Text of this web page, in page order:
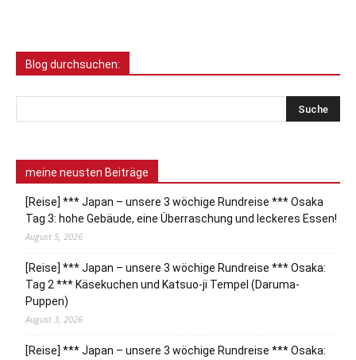
Blog durchsuchen:
meine neusten Beiträge
[Reise] *** Japan – unsere 3 wöchige Rundreise *** Osaka
Tag 3: hohe Gebäude, eine Überraschung und leckeres Essen!
August 5, 2026
[Reise] *** Japan – unsere 3 wöchige Rundreise *** Osaka:
Tag 2 *** Käsekuchen und Katsuo-ji Tempel (Daruma-
Puppen)
August 3, 2026
[Reise] *** Japan – unsere 3 wöchige Rundreise *** Osaka: